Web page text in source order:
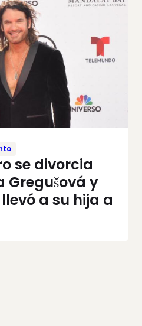
se divorcia
Gregušová y
a su hija a